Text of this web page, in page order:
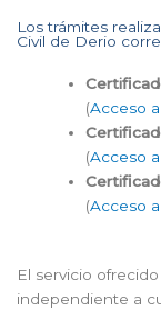
Los trámites
Civil de Derio
(Acceso
(Acceso
(Acceso
El servicio
independiente a